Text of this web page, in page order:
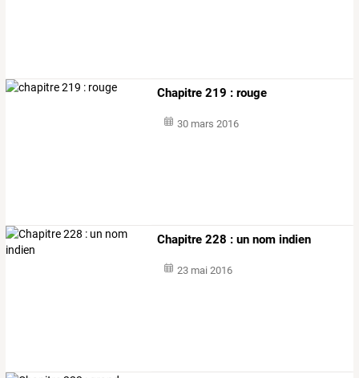
Chapitre 219 : rouge
30 mars 2016
Chapitre 228 : un nom indien
23 mai 2016